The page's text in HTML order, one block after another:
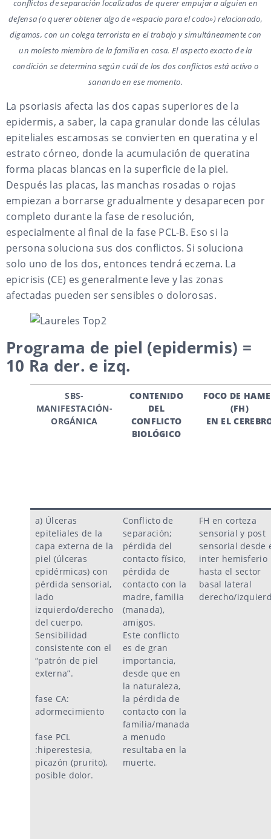
conflictos de separación localizados de querer empujar a alguien en
defensa (o querer obtener algo de «espacio para el codo») relacionado,
digamos, con un colega terrorista en el trabajo y simultáneamente con
un molesto miembro de la familia en casa. El aspecto exacto de la
condición se determina según cuál de los dos conflictos está activo o
sanando en ese momento.
La psoriasis afecta las dos capas superiores de la
epidermis, a saber, la capa granular donde las células
epiteliales escamosas se convierten en queratina y el
estrato córneo, donde la acumulación de queratina
forma placas blancas en la superficie de la piel.
Después las placas, las manchas rosadas o rojas
empiezan a borrarse gradualmente y desaparecen por
completo durante la fase de resolución,
especialmente al final de la fase PCL-B. Eso si la
persona soluciona sus dos conflictos. Si soluciona
solo uno de los dos, entonces tendrá eczema. La
epicrisis (CE) es generalmente leve y las zonas
afectadas pueden ser sensibles o dolorosas.
Programa de piel (epidermis) =
10 Ra der. e izq.
SBS-
MANIFESTACIÓN-
ORGÁNICA
CONTENIDO
DEL
CONFLICTO
BIOLÓGICO
FOCO DE
(FH)
EN EL
a) Úlceras
epiteliales de la
capa externa de la
piel (úlceras
epidérmicas) con
pérdida sensorial,
lado
izquierdo/derecho
del cuerpo.
Sensibilidad
consistente con el
“patrón de piel
externa”.
fase CA:
adormecimiento
fase PCL
:hiperestesia,
picazón (prurito),
posible dolor.
Conflicto de
separación;
pérdida del
contacto físico,
pérdida de
contacto con la
madre, familia
(manada),
amigos.
Este conflicto
es de gran
importancia,
desde que en
la naturaleza,
la pérdida de
contacto con la
familia/manada
a menudo
resultaba en la
muerte.
FH en corteza
sensorial y post
sensorial desde
inter hemisferio
hasta el sector
basal lateral
derecho/